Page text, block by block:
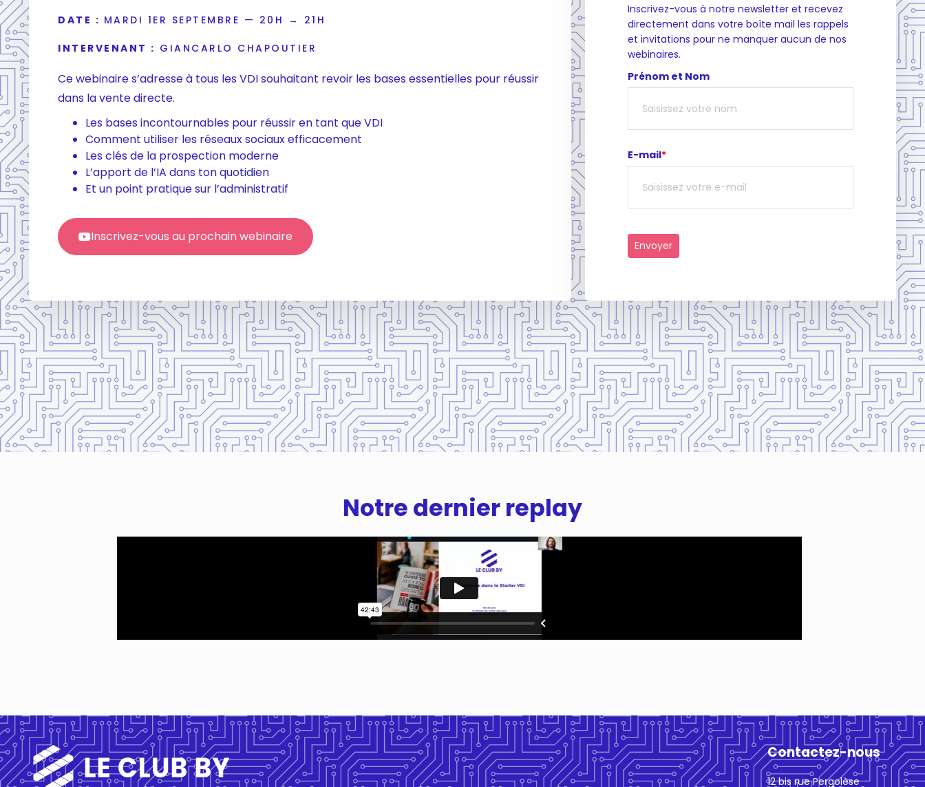
DATE : MARDI 1ER SEPTEMBRE — 20H → 21H
INTERVENANT : GIANCARLO CHAPOUTIER
Ce webinaire s’adresse à tous les VDI souhaitant revoir les bases essentielles pour réussir
dans la vente directe.
Les bases incontournables pour réussir en tant que VDI
Comment utiliser les réseaux sociaux efficacement
Les clés de la prospection moderne
L’apport de l’IA dans ton quotidien
Et un point pratique sur l’administratif
Inscrivez-vous au prochain webinaire
Inscrivez-vous à notre newsletter et recevez
directement dans votre boîte mail les rappels
et invitations pour ne manquer aucun de nos
webinaires.
Prénom et Nom
E-mail*
Envoyer
Notre dernier replay
Contactez-nous
12 bis rue Pergolèse